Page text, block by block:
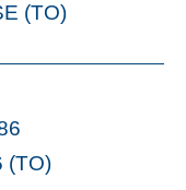
(TO)
(TO)